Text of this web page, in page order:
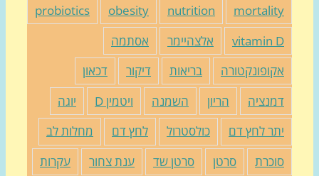
nutrition
obesity
probiotics
vitamin
אלצהיימר
אסתמה
בריאות דיקור
דכאון
הריון השמנה ויטמין D
יוגה
לחץ דם
כולסטרול לחץ דם
מחלות לב
סרטן סרטן שד ענת צחור
עקרות